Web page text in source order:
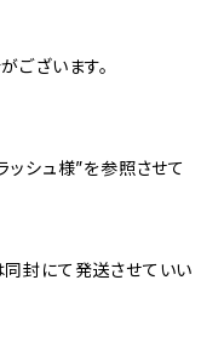
ございます。
ッシュ様”を参照させて
封にて発送させていい